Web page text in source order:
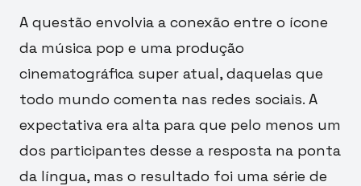
A questão envolvia a conexão entre o ícone
da música pop e uma produção
cinematográfica super atual, daquelas que
todo mundo comenta nas redes sociais. A
expectativa era alta para que pelo menos um
dos participantes desse a resposta na ponta
da língua, mas o resultado foi uma série de